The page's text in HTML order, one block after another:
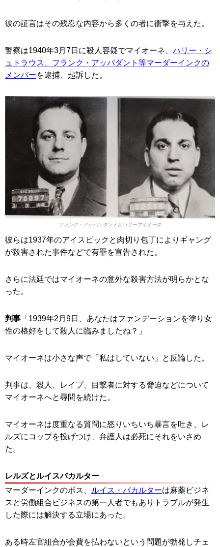
彼の証言はその残忍な内容から多くの者に衝撃を与えた。
警察は1940年3月7日に殺人容疑でマイオーネ、 ハリー・シ
ュトラウス、フランク・アッパダント等マーダーインクの
メンバーを逮捕、起訴した。
フランク・アッバンダンドとハリーマイオーネ
彼らは1937年のアイスピックと肉切り包丁によりギャング
が殺害された事件などで有罪を宣告された。
さらに法廷ではマイオーネの意外な殺害方法が明らかとな
った。
判事 「1939年2月9日、あなたはファンデーションを塗り女
性の格好をして殺人に臨みましたね？」
マイオーネは小さな声で「私はしていない」と反論した。
判事は、殺人、レイプ、目撃者に対する脅迫などについて
マイオーネへと尋問を続けた。
マイオーネは度重なる質問に怒りいちいち暴言を吐き、レ
ルズにコップを投げつけ、弁護人は必死にそれをいさめ
た。
レルズとルイスバカルター
マーダーインクのボス、
ルイス・バカルターは麻薬ビジネ
スと労働組合ビジネスの第一人者でもありトラブルが発生
した際には解決する立場にあった。
ある時左官組合が会費を払わないという問題が勃発しチェ